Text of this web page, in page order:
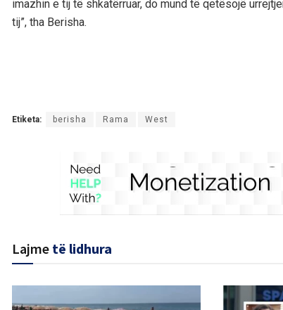
imazhin e tij të shkatërruar, do mund të qetësojë
tij”, tha Berisha.
Etiketa: berisha Rama West
Lajme të lidhura